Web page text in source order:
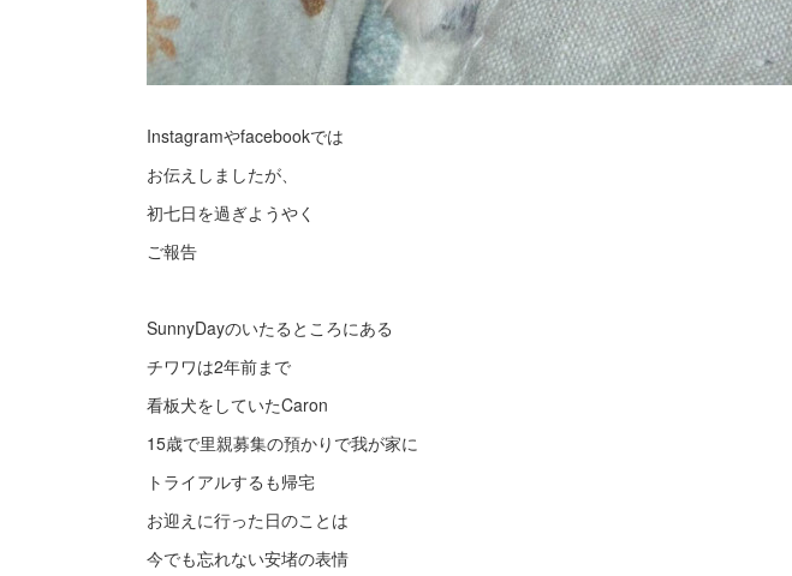
Instagramやfacebookでは
お伝えしましたが、
初七日を過ぎようやく
ご報告
SunnyDayのいたるところにある
チワワは2年前まで
看板犬をしていたCaron
15歳で里親募集の預かりで我が家に
トライアルするも帰宅
お迎えに行った日のことは
今でも忘れない安堵の表情